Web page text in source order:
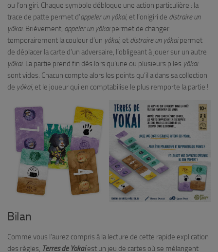
ou l’onigiri. Chaque symbole débloque une action particulière : la
trace de patte permet d’appeler un yôkai, et l’onigiri de distraire un
yôkai. Brièvement, appeler un yôkaipermet de changer
temporairement la couleur d’un yôkai, et distraire un yôkaipermet
de déplacer la carte d’un adversaire, l’obligeant à jouer sur un autre
yôkai. La partie prend fin dès lors qu’une ou plusieurs piles yôkai
sont vides. Chacun compte alors les points qu’il a dans sa collection
de yôkai, et le joueur qui en comptabilise le plus remporte la partie !
Bilan
Comme vous l’aurez compris à la lecture de cette rapide explication
des règles, Terres de Yokaiest un jeu de cartes où se mélangent